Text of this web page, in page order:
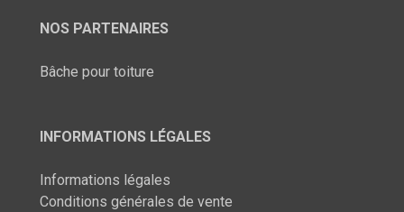
NOS PARTENAIRES
Bâche pour toiture
INFORMATIONS LÉGALES
Informations légales
Conditions générales de vente